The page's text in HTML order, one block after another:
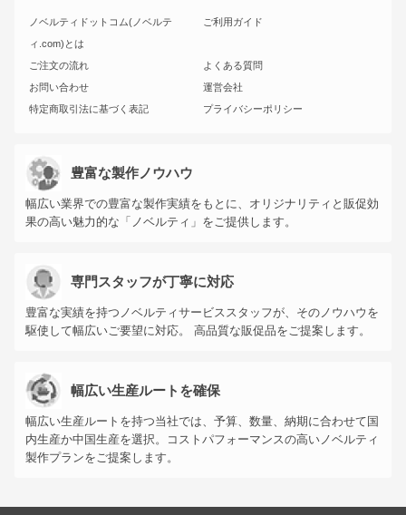
ノベルティドットコム(ノベルテ
ィ.com)とは
ご利用ガイド
ご注文の流れ
よくある質問
お問い合わせ
運営会社
特定商取引法に基づく表記
プライバシーポリシー
豊富な製作ノウハウ
幅広い業界での豊富な製作実績をもとに、オリジナリティと販促効
果の高い魅力的な「ノベルティ」をご提供します。
専門スタッフが丁寧に対応
豊富な実績を持つノベルティサービススタッフが、そのノウハウを
駆使して幅広いご要望に対応。 高品質な販促品をご提案します。
幅広い生産ルートを確保
幅広い生産ルートを持つ当社では、予算、数量、納期に合わせて国
内生産か中国生産を選択。コストパフォーマンスの高いノベルティ
製作プランをご提案します。